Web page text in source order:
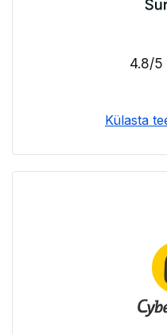
4.8/5
Külasta